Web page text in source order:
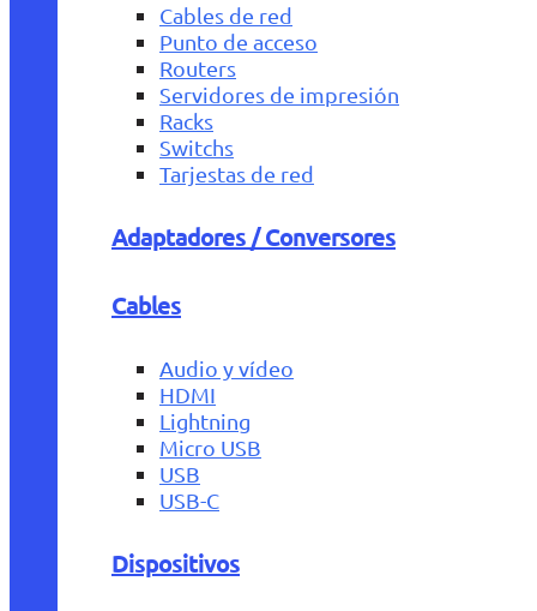
Cables de red
Punto de acceso
Routers
Servidores de impresión
Racks
Switchs
Tarjestas de red
Adaptadores / Conversores
Cables
Audio y vídeo
HDMI
Lightning
Micro USB
USB
USB-C
Dispositivos